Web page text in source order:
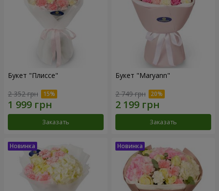
Букет "Плиссе"
2 352 грн
Заказать
Букет "Maryann"
2 749 грн
Заказать